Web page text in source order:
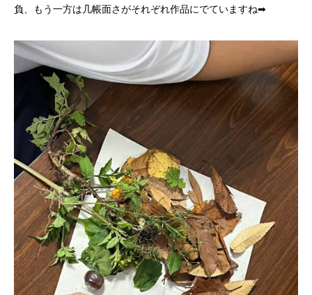
負、もう一方は几帳面さがそれぞれ作品にでていますね➡